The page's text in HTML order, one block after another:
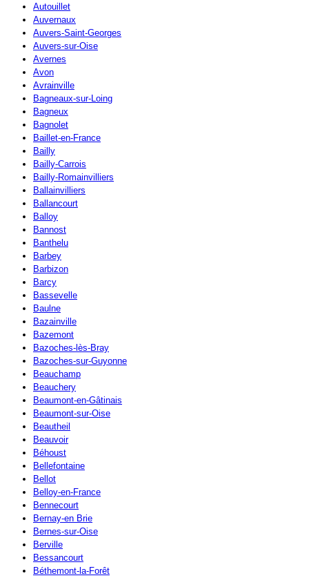
Autouillet
Auvernaux
Auvers-Saint-Georges
Auvers-sur-Oise
Avernes
Avon
Avrainville
Bagneaux-sur-Loing
Bagneux
Bagnolet
Baillet-en-France
Bailly
Bailly-Carrois
Bailly-Romainvilliers
Ballainvilliers
Ballancourt
Balloy
Bannost
Banthelu
Barbey
Barbizon
Barcy
Bassevelle
Baulne
Bazainville
Bazemont
Bazoches-lès-Bray
Bazoches-sur-Guyonne
Beauchamp
Beauchery
Beaumont-en-Gâtinais
Beaumont-sur-Oise
Beautheil
Beauvoir
Béhoust
Bellefontaine
Bellot
Belloy-en-France
Bennecourt
Bernay-en Brie
Bernes-sur-Oise
Berville
Bessancourt
Béthemont-la-Forêt